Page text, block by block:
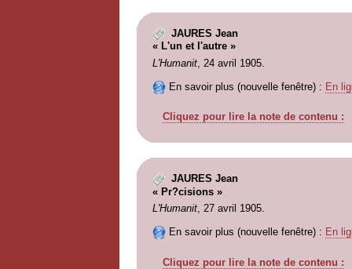
JAURES Jean
« L'un et l'autre »
L'Humanit, 24 avril 1905.
En savoir plus (nouvelle fenêtre) : En
Cliquez pour lire la note de contenu :
JAURES Jean
« Pr?cisions »
L'Humanit, 27 avril 1905.
En savoir plus (nouvelle fenêtre) : En
Cliquez pour lire la note de contenu :